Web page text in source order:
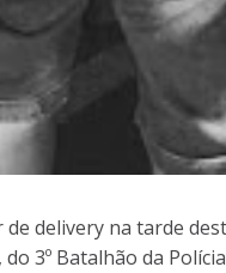
delivery na tarde
3º Batalhão da